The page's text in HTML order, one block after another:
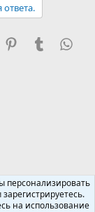
PinterestTumblr
персонализировать
на использование